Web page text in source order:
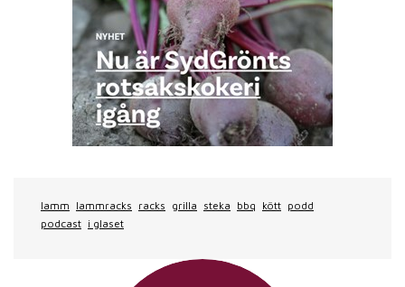
lamm lammracks racks grilla steka bbq kött podd
podcast i glaset